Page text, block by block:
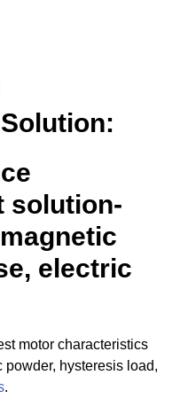
:
solution-
electric
motor characteristics
powder, hysteresis load,
.